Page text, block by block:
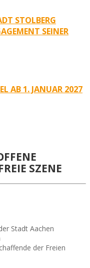
STOLBERG
SEINER
AB 1. JANUAR 2027
SZENE
Stadt Aachen
der Freien